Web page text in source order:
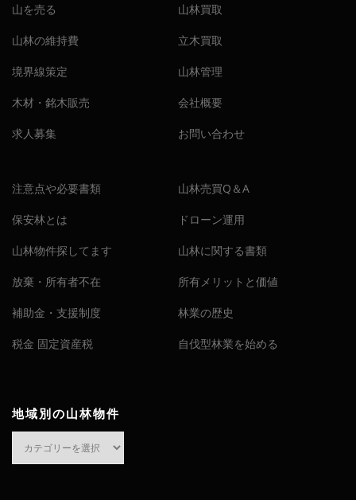
山を売る 山林買取
山林の維持費 立木買取
境界線策定 山林管理
木材・銘木販売 会社概要
求人募集 お問い合わせ
注意点や必要書類 山林売買Q＆A
保安林とは ドローン運用
山林物件探してます 山林に関する書類
放棄・所有者不在 所有メリットと価値
補助金・支援制度 林業の歴史
税金 固定資産税 自伐型林業を始める
地域別の山林物件